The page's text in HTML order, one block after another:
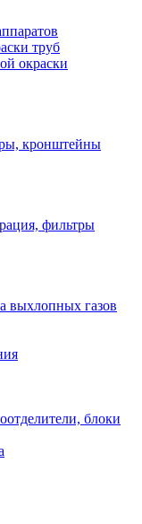
труб
окраски
кронштейны
фильтры
выхлопных газов
блоки